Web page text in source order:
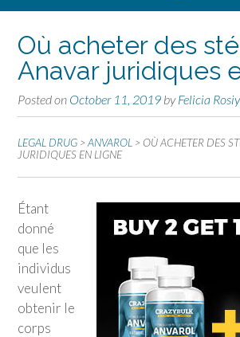
Où acheter des
Anavar juridiques
Posted on October 11, 2019 byFelicia
LEGAL DRUG >ANVAROL > OÙ ACHETER DES
JURIDIQUES EN LIGNE
Étant
donné
que les
individus
veulent
obtenir le
corps